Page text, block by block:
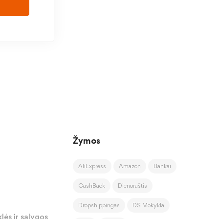
ir sąlygos
Žymos
AliExpress Amazon Bankai
CashBack Dienoraštis
Dropshippingas DS Mokykla